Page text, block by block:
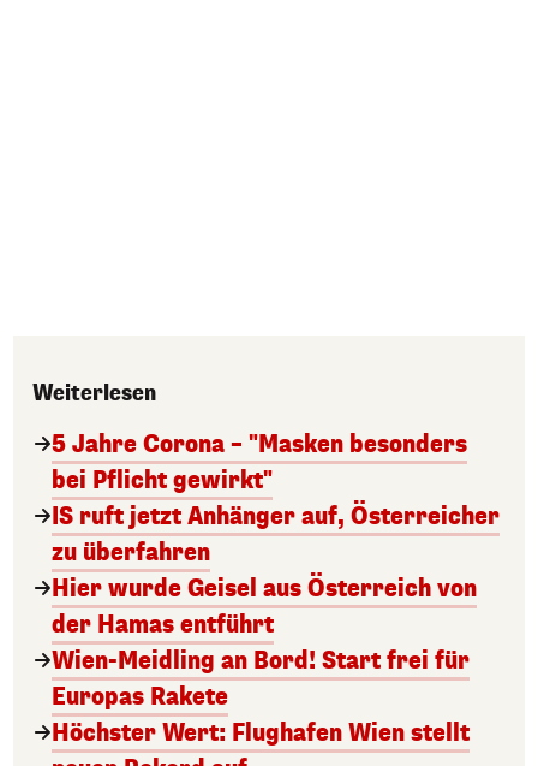
Weiterlesen
5 Jahre Corona – "Masken besonders
bei Pflicht gewirkt"
IS ruft jetzt Anhänger auf, Österreicher
zu überfahren
Hier wurde Geisel aus Österreich von
der Hamas entführt
Wien-Meidling an Bord! Start frei für
Europas Rakete
Höchster Wert: Flughafen Wien stellt